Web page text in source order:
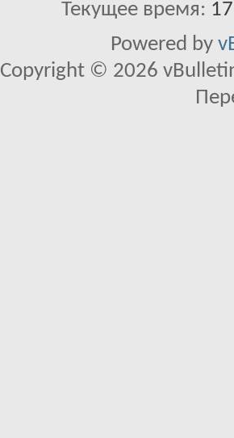
Текущее время:
Powered by
Copyright © 2026